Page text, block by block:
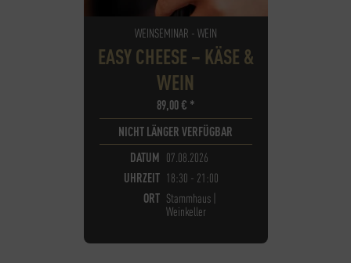
WEINSEMINAR - WEIN
EASY CHEESE – KÄSE &
WEIN
89,00€ *
NICHT LÄNGER VERFÜGBAR
DATUM 07.08.2026
UHRZEIT 18:30 - 21:00
ORT Stammhaus |
Weinkeller